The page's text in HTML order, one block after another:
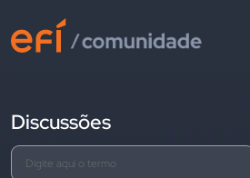
Discussões